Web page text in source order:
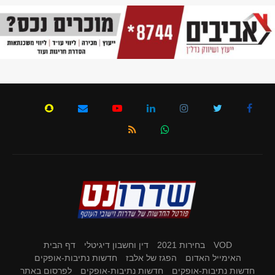
VOD בחירות 2021 דין וחשבון דיגיטלי
דף הבית
האימייל האדום
הפגז של אלבז
חדשות נתיבות-אופקים
חדשות נתיבות-אופקים
חדשות נתיבות-אופקים לפרסום באתר